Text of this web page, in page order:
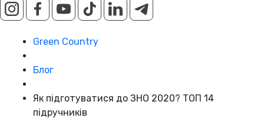
Green Country
Блог
Як підготуватися до ЗНО 2020? ТОП 14
підручників